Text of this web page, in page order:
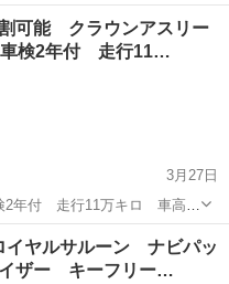
ル クルーズコントロール
ン 車両
可能 クラウンアスリー
検2年付 走行11…
3月27日
2年付 走行11万キロ 車高
リル ドアミラーウィンカ
ンプ改 マルチナビ
ン 車両
イヤルサルーン ナビパッ
ザー キーフリー…